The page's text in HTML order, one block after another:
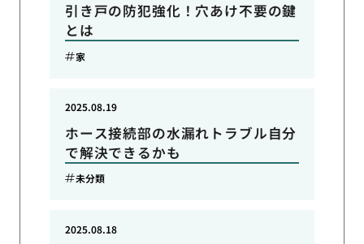
引き戸の防犯強化！穴あけ不要の鍵
とは
家
ホース接続部の水漏れトラブル自分
で解決できるかも
2025.08.19
未分類
2025.08.18